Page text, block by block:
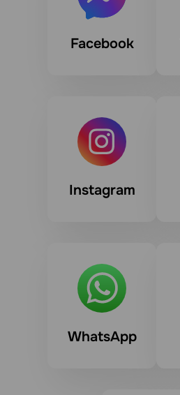
Facebook
Instagram
WhatsApp